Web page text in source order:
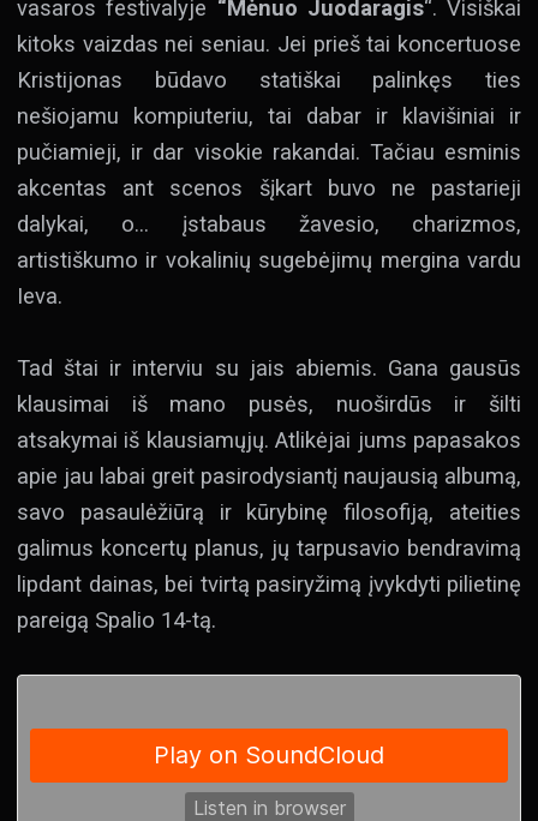
vasaros festivalyje “Mėnuo Juodaragis“. Visiškai
kitoks vaizdas nei seniau. Jei prieš tai koncertuose
Kristijonas būdavo statiškai palinkęs ties
nešiojamu kompiuteriu, tai dabar ir klavišiniai ir
pučiamieji, ir dar visokie rakandai. Tačiau esminis
akcentas ant scenos šįkart buvo ne pastarieji
dalykai, o… įstabaus žavesio, charizmos,
artistiškumo ir vokalinių sugebėjimų mergina vardu
Ieva.
Tad štai ir interviu su jais abiemis. Gana gausūs
klausimai iš mano pusės, nuoširdūs ir šilti
atsakymai iš klausiamųjų. Atlikėjai jums papasakos
apie jau labai greit pasirodysiantį naujausią albumą,
savo pasaulėžiūrą ir kūrybinę filosofiją, ateities
galimus koncertų planus, jų tarpusavio bendravimą
lipdant dainas, bei tvirtą pasiryžimą įvykdyti pilietinę
pareigą Spalio 14-tą.